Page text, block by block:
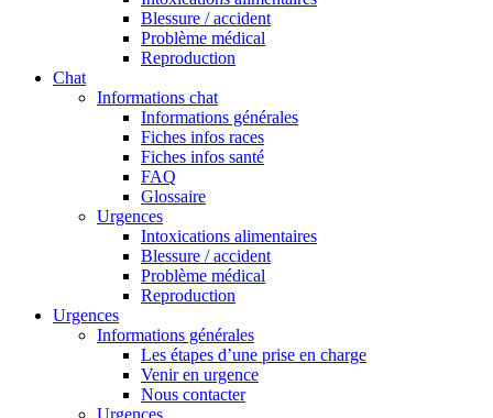
Blessure / accident
Problème médical
Reproduction
Chat
Informations chat
Informations générales
Fiches infos races
Fiches infos santé
FAQ
Glossaire
Urgences
Intoxications alimentaires
Blessure / accident
Problème médical
Reproduction
Urgences
Informations générales
Les étapes d’une prise en charge
Venir en urgence
Nous contacter
Urgences